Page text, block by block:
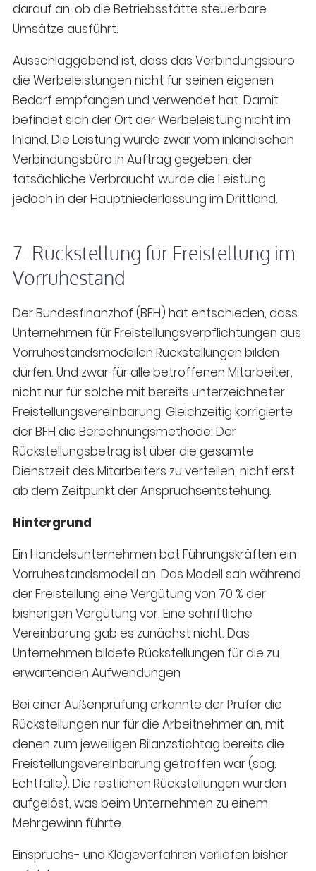
darauf an, ob die Betriebsstätte steuerbare
Umsätze ausführt.
Ausschlaggebend ist, dass das Verbindungsbüro
die Werbeleistungen nicht für seinen eigenen
Bedarf empfangen und verwendet hat. Damit
befindet sich der Ort der Werbeleistung nicht im
Inland. Die Leistung wurde zwar vom inländischen
Verbindungsbüro in Auftrag gegeben, der
tatsächliche Verbraucht wurde die Leistung
jedoch in der Hauptniederlassung im Drittland.
7. Rückstellung für Freistellung im
Vorruhestand
Der Bundesfinanzhof (BFH) hat entschieden, dass
Unternehmen für Freistellungsverpflichtungen aus
Vorruhestandsmodellen Rückstellungen bilden
dürfen. Und zwar für alle betroffenen Mitarbeiter,
nicht nur für solche mit bereits unterzeichneter
Freistellungsvereinbarung. Gleichzeitig korrigierte
der BFH die Berechnungsmethode: Der
Rückstellungsbetrag ist über die gesamte
Dienstzeit des Mitarbeiters zu verteilen, nicht erst
ab dem Zeitpunkt der Anspruchsentstehung.
Hintergrund
Ein Handelsunternehmen bot Führungskräften ein
Vorruhestandsmodell an. Das Modell sah während
der Freistellung eine Vergütung von 70 % der
bisherigen Vergütung vor. Eine schriftliche
Vereinbarung gab es zunächst nicht. Das
Unternehmen bildete Rückstellungen für die zu
erwartenden Aufwendungen
Bei einer Außenprüfung erkannte der Prüfer die
Rückstellungen nur für die Arbeitnehmer an, mit
denen zum jeweiligen Bilanzstichtag bereits die
Freistellungsvereinbarung getroffen war (sog.
Echtfälle). Die restlichen Rückstellungen wurden
aufgelöst, was beim Unternehmen zu einem
Mehrgewinn führte.
Einspruchs- und Klageverfahren verliefen bisher